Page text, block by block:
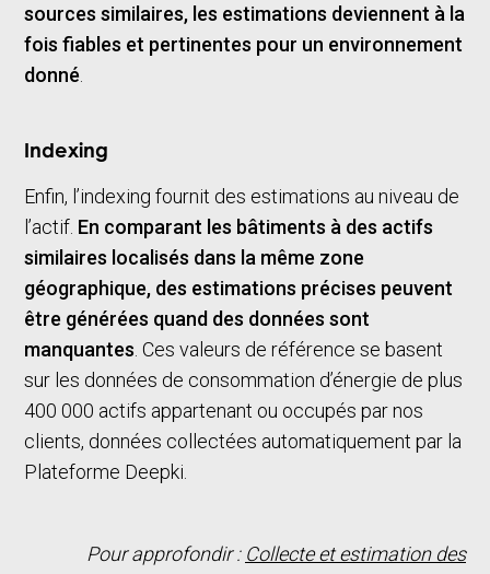
sources similaires, les estimations deviennent à la
fois fiables et pertinentes pour un environnement
donné
Indexing
Enfin, l’indexing fournit des estimations au niveau de
l’actif. En comparant les bâtiments à des actifs
similaires localisés dans la même zone
géographique, des estimations précises peuvent
être générées quand des données sont
manquantes . Ces valeurs de référence se basent
sur les données de consommation d’énergie de plus
400 000 actifs appartenant ou occupés par nos
clients, données collectées automatiquement par la
Plateforme Deepki.
Pour approfondir : Collecte et estimation des